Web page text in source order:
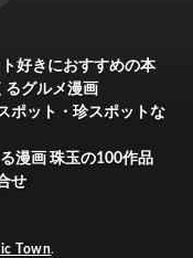
好きにおすすめの本
るグルメ漫画
ポット・珍スポットな
漫画 珠玉の100作品
せ
Town.